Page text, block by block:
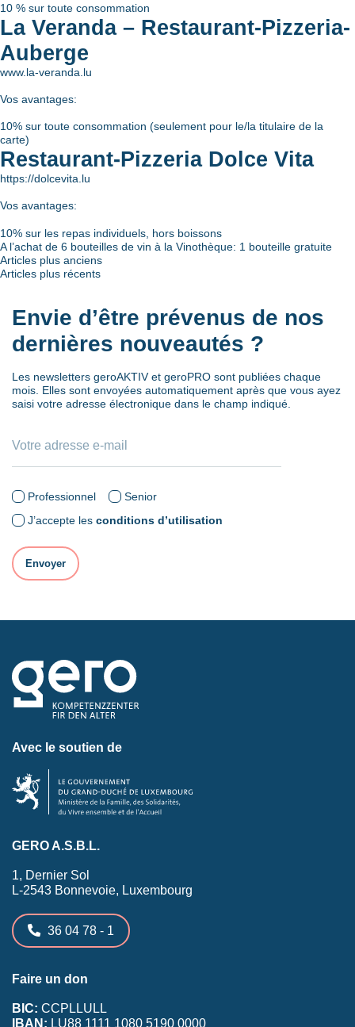
10 % sur toute consommation
La Veranda – Restaurant-Pizzeria-
Auberge
www.la-veranda.lu
Vos avantages:
10% sur toute consommation (seulement pour le/la titulaire de la
carte)
Restaurant-Pizzeria Dolce Vita
https://dolcevita.lu
Vos avantages:
10% sur les repas individuels, hors boissons
A l’achat de 6 bouteilles de vin à la Vinothèque: 1 bouteille gratuite
Navigation
articles
Articles plus anciens
Articles plus récents
Envie d’être prévenus de nos
dernières nouveautés ?
Les newsletters geroAKTIV et geroPRO sont publiées chaque
mois. Elles sont envoyées automatiquement après que vous ayez
saisi votre adresse électronique dans le champ indiqué.
Professionnel
Senior
J’accepte les conditions d’utilisation
Avec le soutien de
GERO A.S.B.L.
1, Dernier Sol
L-2543 Bonnevoie, Luxembourg
36 04 78 - 1
Faire un don
BIC: CCPLLULL
IBAN: LU88 1111 1080 5190 0000